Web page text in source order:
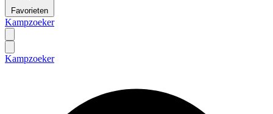
Favorieten
Kampzoeker
Kampzoeker